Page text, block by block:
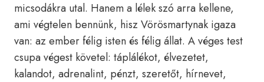
micsodákra utal. Hanem a lélek szó arra kellene,
ami végtelen bennünk, hisz Vörösmartynak igaza
van: az ember félig isten és félig állat. A véges test
csupa végest követel: táplálékot, élvezetet,
kalandot, adrenalint, pénzt, szeretőt, hírnevet,